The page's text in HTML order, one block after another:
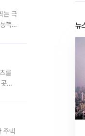
는 극
쪽
를
은
주택
뉴